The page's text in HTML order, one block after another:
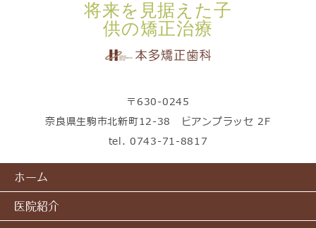
将来を見据えた子
供の矯正治療
〒630-0245
奈良県生駒市北新町12-38 ビアンプラッセ 2F
tel.0743-71-8817
ホーム
医院紹介